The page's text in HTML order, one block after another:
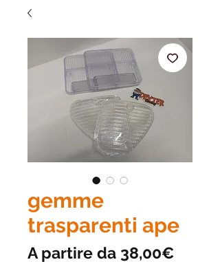
gemme
trasparenti ape
A partire da 38,00€Prezzo